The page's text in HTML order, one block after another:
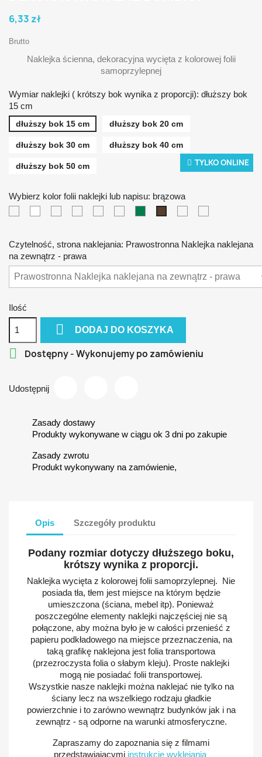
TYLKO ONLINE
6,33 zł
Brutto
Naklejka ścienna, dekoracyjna wycięta z kolorowej folii
samoprzylepnej
Wymiar naklejki ( krótszy bok wynika z proporcji): dłuższy bok
15 cm
dłuższy bok 15 cm dłuższy bok 20 cm
dłuższy bok 30 cm dłuższy bok 40 cm
dłuższy bok 50 cm
Wybierz kolor folii naklejki lub napisu: brązowa
Czytelność, strona naklejania: Prawostronna Naklejka naklejana
na zewnątrz - prawa
Ilość
 DODAJ DO KOSZYKA
 Dostępny - Wykonujemy po zamówieniu
Udostępnij
Zasady dostawy
Produkty wykonywane w ciągu ok 3 dni po zakupie
Zasady zwrotu
Produkt wykonywany na zamówienie,
Opis Szczegóły produktu
Podany rozmiar dotyczy dłuższego boku,
krótszy wynika z proporcji.
Naklejka wycięta z kolorowej folii samoprzylepnej. Nie
posiada tła, tłem jest miejsce na którym będzie
umieszczona (ściana, mebel itp). Ponieważ
poszczególne elementy naklejki najczęściej nie są
połączone, aby można było je w całości przenieść z
papieru podkładowego na miejsce przeznaczenia, na
taką grafikę naklejona jest folia transportowa
(przezroczysta folia o słabym kleju). Proste naklejki
mogą nie posiadać folii transportowej.
Wszystkie nasze naklejki można naklejać nie tylko na
ściany lecz na wszelkiego rodzaju gładkie
powierzchnie i to zarówno wewnątrz budynków jak i na
zewnątrz - są odporne na warunki atmosferyczne.
Zapraszamy do zapoznania się z filmami
przedstawiającymi instrukcje wyklejania